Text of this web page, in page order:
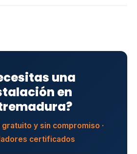
una
en
y sin compromiso ·
certificados